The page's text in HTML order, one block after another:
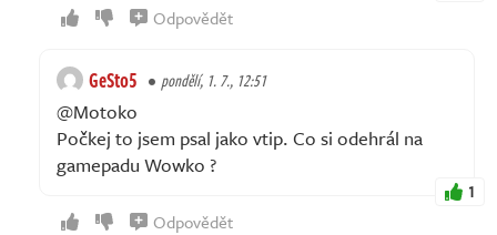
Odpovědět
GeSto5 pondělí, 1. 7., 12:51
@Motoko
Počkej to jsem psal jako vtip. Co si odehrál na
gamepadu Wowko ?
1
Odpovědět